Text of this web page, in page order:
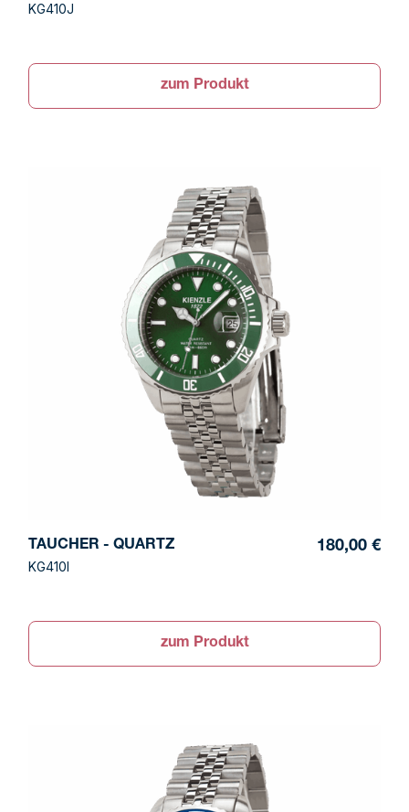
KG410J
zum Produkt
TAUCHER - QUARTZ
KG410I
180,00 €
zum Produkt